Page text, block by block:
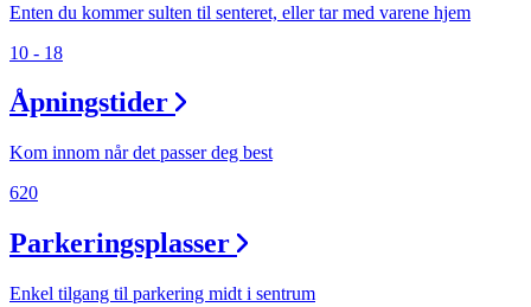
Enten du kommer sulten til senteret, eller tar med varene hjem
10 - 18
Åpningstider
Kom innom når det passer deg best
620
Parkeringsplasser
Enkel tilgang til parkering midt i sentrum